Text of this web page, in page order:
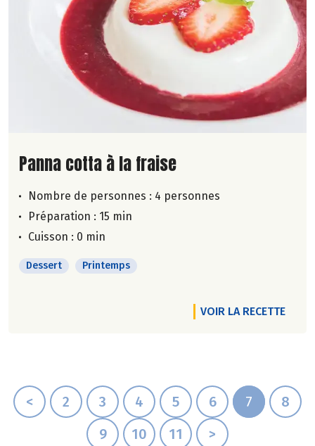
Lire la suite de la recette
Panna cotta à la fraise
Nombre de personnes : 4 personnes
Préparation : 15 min
Cuisson : 0 min
Dessert Printemps
VOIR LA RECETTE
< 2 3 4 5 6 7
8
9
10 11 >